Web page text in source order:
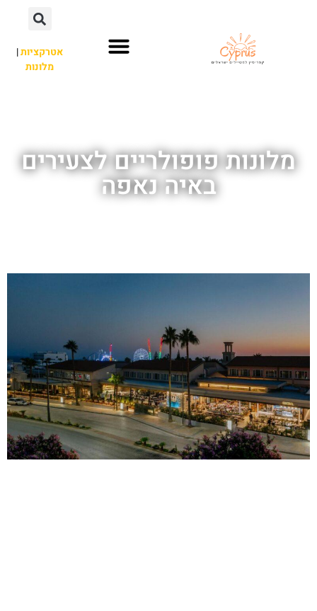
אטרקציות|
מלונות
מלונות פופולריים לצעירים
באיה נאפה